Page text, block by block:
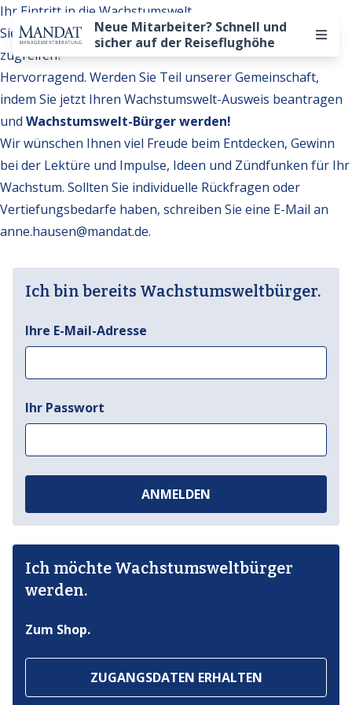
Neue Mitarbeiter? Schnell und
sicher auf der Reiseflughöhe
Ihr Eintritt in die Wachstumswelt
Sie möchten auf weitere Inhalte der Wachstumswelt
zugreifen?
Hervorragend. Werden Sie Teil unserer Gemeinschaft,
indem Sie jetzt Ihren Wachstumswelt-Ausweis beantragen
und Wachstumswelt-Bürger werden!
Wir wünschen Ihnen viel Freude beim Entdecken, Gewinn
bei der Lektüre und Impulse, Ideen und Zündfunken für Ihr
Wachstum. Sollten Sie individuelle Rückfragen oder
Vertiefungsbedarfe haben, schreiben Sie eine E-Mail an
anne.hausen@mandat.de.
Ich bin bereits Wachstumsweltbürger.
Ihre E-Mail-Adresse
Ihr Passwort
ANMELDEN
Ich möchte Wachstumsweltbürger
werden.
Zum Shop.
ZUGANGSDATEN ERHALTEN